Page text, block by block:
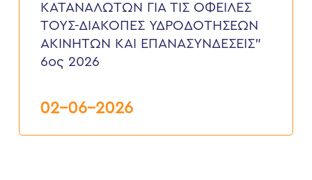
ΟΦΕΙΛΕΣ
ΤΟΥΣ-
ΔΙΑΚΟΠΕΣ
ΑΚΙΝΗΤΩΝ
2026
ΚΑΤΑΝΑΛΩΤΩΝ ΓΙΑ ΤΙΣ ΟΦΕΙΛΕΣ
ΤΟΥΣ-ΔΙΑΚΟΠΕΣ ΥΔΡΟΔΟΤΗΣΕΩΝ
ΑΚΙΝΗΤΩΝ ΚΑΙ ΕΠΑΝΑΣΥΝΔΕΣΕΙΣ”
6ος 2026
02-06-2026